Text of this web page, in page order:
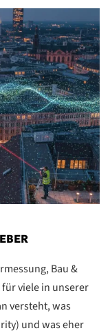
Bau &
viele in unserer
versteht, was
und was eher